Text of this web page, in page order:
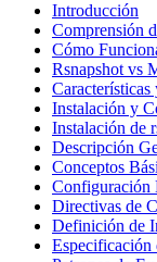
Introducción
Comprensión
Cómo
Rsnapshot vs
Instalación y
Instalación de
Descripción
Conceptos
Configuración
Directivas de
Definición de
Especificación